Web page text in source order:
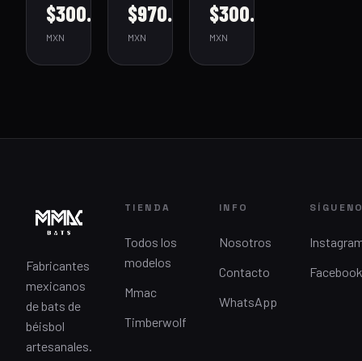
$300.00
MXN
$970.00
MXN
$300.00
MXN
Fabricantes
mexicanos
de bats de
béisbol
artesanales.
TIENDA
Todos los
modelos
Mmac
Timberwolf
INFO
Nosotros
Contacto
WhatsApp
Facebook